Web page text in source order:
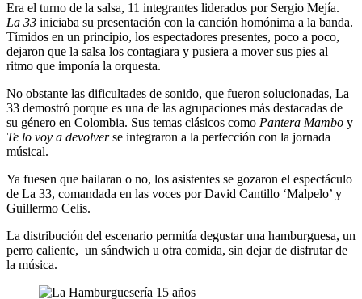
Era el turno de la salsa, 11 integrantes liderados por Sergio Mejía.
La 33 iniciaba su presentación con la canción homónima a la banda.
Tímidos en un principio, los espectadores presentes, poco a poco,
dejaron que la salsa los contagiara y pusiera a mover sus pies al
ritmo que imponía la orquesta.
No obstante las dificultades de sonido, que fueron solucionadas, La
33 demostró porque es una de las agrupaciones más destacadas de
su género en Colombia. Sus temas clásicos como Pantera Mambo y
Te lo voy a devolverse integraron a la perfección con la jornada
músical.
Ya fuesen que bailaran o no, los asistentes se gozaron el espectáculo
de La 33, comandada en las voces por David Cantillo ‘Malpelo’ y
Guillermo Celis.
La distribución del escenario permitía degustar una hamburguesa, un
perro caliente, un sándwich u otra comida, sin dejar de disfrutar de
la música.